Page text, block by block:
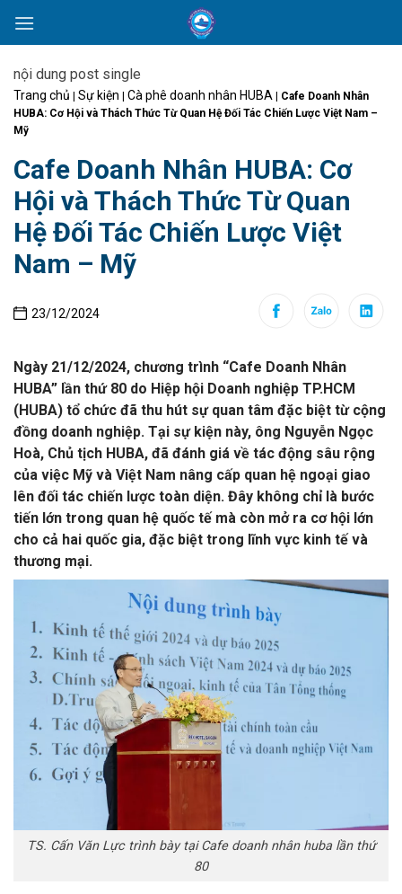
nội dung post single
Trang chủ Sự kiện Cà phê doanh nhân HUBA
Cafe Doanh Nhân
HUBA: Cơ Hội và Thách Thức Từ Quan Hệ Đối Tác Chiến Lược Việt Nam –
Mỹ
Cafe Doanh Nhân HUBA: Cơ
Hội và Thách Thức Từ Quan
Hệ Đối Tác Chiến Lược Việt
Nam – Mỹ
23/12/2024
Ngày 21/12/2024, chương trình “Cafe Doanh Nhân
HUBA” lần thứ 80 do Hiệp hội Doanh nghiệp TP.HCM
(HUBA) tổ chức đã thu hút sự quan tâm đặc biệt từ cộng
đồng doanh nghiệp. Tại sự kiện này, ông Nguyễn Ngọc
Hoà, Chủ tịch HUBA, đã đánh giá về tác động sâu rộng
của việc Mỹ và Việt Nam nâng cấp quan hệ ngoại giao
lên đối tác chiến lược toàn diện. Đây không chỉ là bước
tiến lớn trong quan hệ quốc tế mà còn mở ra cơ hội lớn
cho cả hai quốc gia, đặc biệt trong lĩnh vực kinh tế và
thương mại.
TS. Cấn Văn Lực trình bày tại Cafe doanh nhân huba lần thứ
80